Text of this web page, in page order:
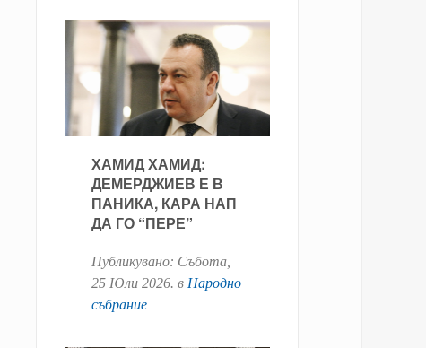
ХАМИД ХАМИД:
ДЕМЕРДЖИЕВ Е В
ПАНИКА, КАРА НАП
ДА ГО “ПЕРЕ”
Публикувано: Събота,
25 Юли 2026. в Народно
събрание